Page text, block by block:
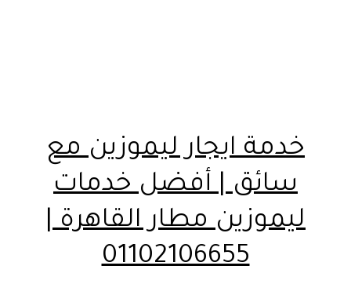
خدمة ايجار ليموزين مع
سائق | أفضل خدمات
ليموزين مطار القاهرة |
01102106655